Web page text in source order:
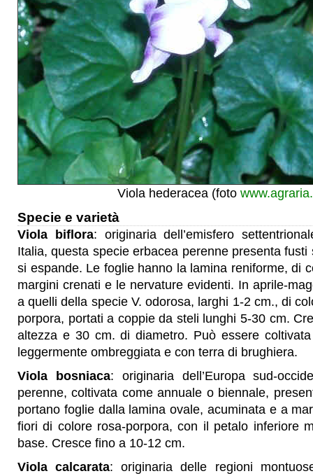
Viola hederacea (foto
Specie e varietà
Viola biflora: originaria dell’emisfero
Italia, questa specie erbacea perenne presenta
si espande. Le foglie hanno la lamina reniforme, di
margini crenati e le nervature evidenti. In aprile-
a quelli della specie V. odorosa, larghi 1-2 cm., di
porpora, portati a coppie da steli lunghi 5-30 cm.
altezza e 30 cm. di diametro. Può essere
leggermente ombreggiata e con terra di brughiera.
Viola bosniaca: originaria dell’Europa sud-
perenne, coltivata come annuale o biennale,
portano foglie dalla lamina ovale, acuminata e a
fiori di colore rosa-porpora, con il petalo inferiore
base. Cresce fino a 10-12 cm.
Viola calcarata: originaria delle regioni